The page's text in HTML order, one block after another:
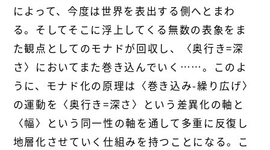
によって、今度は世界を表出する側へとまわ
る。そしてそこに浮上してくる無数の表象をま
た観点としてのモナドが回収し、〈奥行き=深
さ〉においてまた巻き込んでいく……。このよ
うに、モナド化の原理は〈巻き込み-繰り広げ〉
の運動を〈奥行き=深さ〉という差異化の軸と
〈幅〉という同一性の軸を通して多重に反復し
地層化させていく仕組みを持つことになる。こ